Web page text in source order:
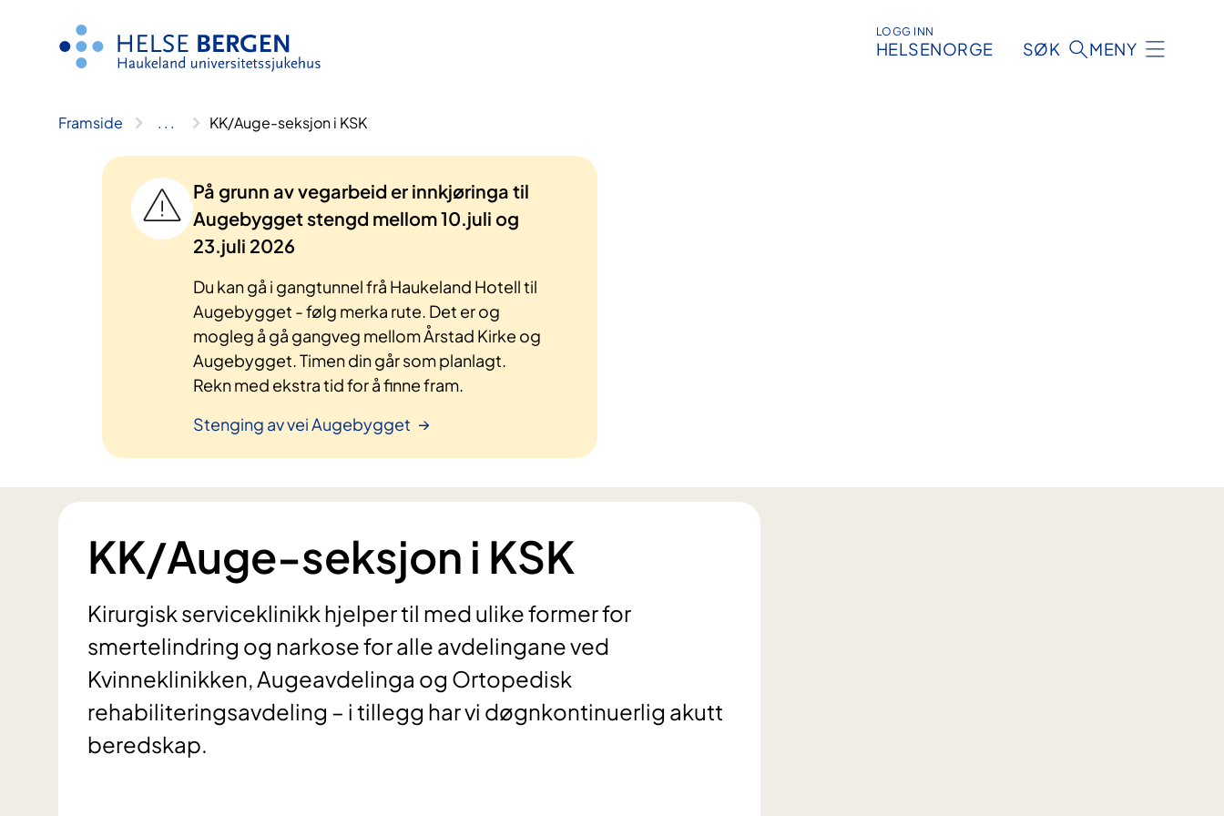
LOGG INN
HELSENORGE SØK MENY
Framside .. . KK/Auge-seksjon i KSK
På grunn av vegarbeid er innkjøringa til
Augebygget stengd mellom 10.juli og
23.juli 2026
Du kan gå i gangtunnel frå Haukeland Hotell til
Augebygget - følg merka rute. Det er og
mogleg å gå gangveg mellom Årstad Kirke og
Augebygget. Timen din går som planlagt.
Rekn med ekstra tid for å finne fram.
Stenging av vei Augebygget
KK/Auge-seksjon i KSK
Kirurgisk serviceklinikk hjelper til med ulike former for
smertelindring og narkose for alle avdelingane ved
Kvinneklinikken, Augeavdelinga og Ortopedisk
rehabiliteringsavdeling – i tillegg har vi døgnkontinuerlig akutt
beredskap.